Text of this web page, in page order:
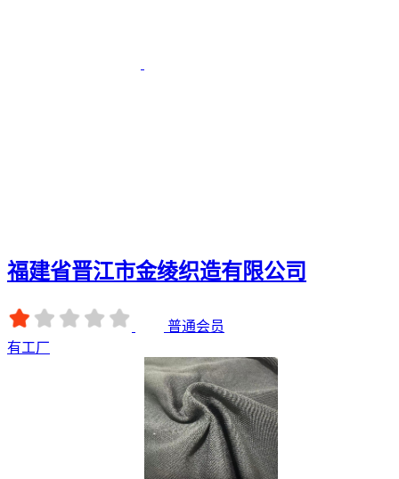
福建省晋江市金绫织造有限公司
普通会员
有工厂